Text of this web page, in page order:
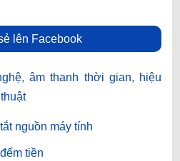
lên Facebook
,âm thanh thời gian, hiệu
nguồn máy tính
tiền